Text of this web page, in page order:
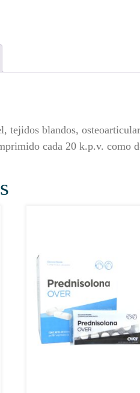
tejidos blandos,
cada 20 k.p.v. como